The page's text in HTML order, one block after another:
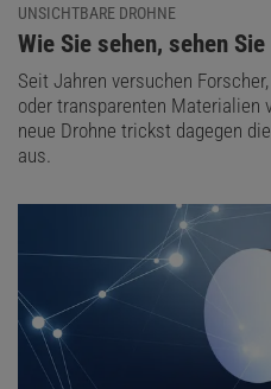
UNSICHTBARE DROHNE
:
Wie Sie sehen, sehen
Seit Jahren versuchen
oder transparenten Materialien
neue Drohne trickst dagegen
aus.